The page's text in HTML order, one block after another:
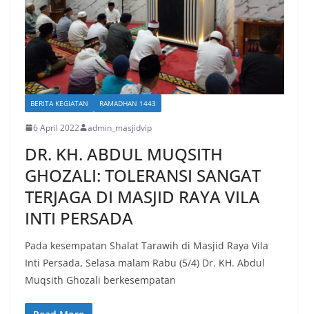
BERITA KEGIATAN RAMADHAN 1443
6 April 2022 admin_masjidvip
DR. KH. ABDUL MUQSITH
GHOZALI: TOLERANSI SANGAT
TERJAGA DI MASJID RAYA VILA
INTI PERSADA
Pada kesempatan Shalat Tarawih di Masjid Raya Vila
Inti Persada, Selasa malam Rabu (5/4) Dr. KH. Abdul
Muqsith Ghozali berkesempatan